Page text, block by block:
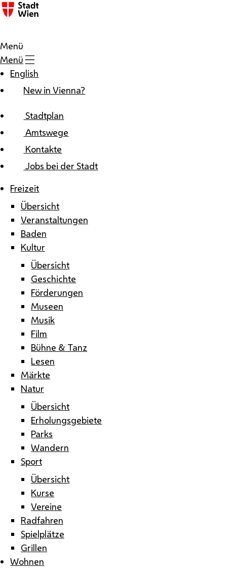
Zum Inhalt
Menü
Menü
English
New in Vienna?
Stadtplan
Amtswege
Kontakte
Jobs bei der Stadt
Freizeit
Übersicht
Veranstaltungen
Baden
Kultur
Übersicht
Geschichte
Förderungen
Museen
Musik
Film
Bühne & Tanz
Lesen
Märkte
Natur
Übersicht
Erholungsgebiete
Parks
Wandern
Sport
Übersicht
Kurse
Vereine
Radfahren
Spielplätze
Grillen
Wohnen